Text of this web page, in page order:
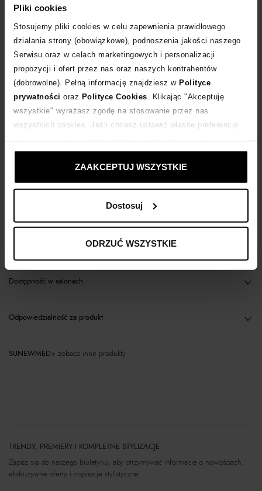
Pliki cookies
Stosujemy pliki cookies w celu zapewnienia prawidłowego
działania strony (obowiązkowe), podnoszenia jakości naszego
Serwisu oraz w celach marketingowych i personalizacji
propozycji i ofert przez nas oraz naszych kontrahentów
(dobrowolne). Pełną informację znajdziesz w Polityce
prywatności oraz Polityce Cookies . Klikając "Akceptuję
wszystkie" wyrażasz zgodę na stosowanie przez nas
wszystkich cookies. Jeśli chcesz ustawić własne preferencje
ustawienia prywatności.
ZAAKCEPTUJ WSZYSTKIE
Dostosuj
ODRZUĆ WSZYSTKIE
Dostawa
14 dni na zwrot towaru
+66 punktówzyskujesz w Klubie Korzyści
Kup teraz, Zapłać później!
Produkt partnerskiMoliera2
Dostępność w salonach
Odpowiedzialność za produkt
SUNEWMED+ zobacz inne produkty
TRENDY, PREMIERY I KOMPLETNE STYLIZACJE
Zapisz się do naszego biuletynu, aby otrzymywać informacje o nowościach,
ekskluzywne oferty i inspiracje stylistyczne.